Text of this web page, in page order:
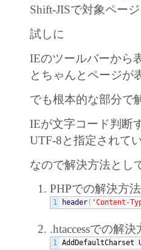
Shift-JISで対象ペー
試しに
IEのツールバーか
とちゃんとページが
でも根本的な部分で
IEが文字コード判断
UTF-8と指定されて
なので解決方法とし
PHPでの解決方法
1 header( 'Content-
.htaccessでの解決
AddDefaultCharset